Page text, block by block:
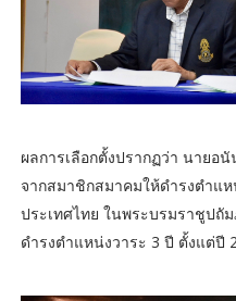
ผลการเลือกตั้งปรากฏว่า นายอ
จากสมาชิกสมาคมให้ดำรงตำแ
ประเทศไทย ในพระบรมราชูปถั
ดำรงตำแหน่งวาระ 3 ปี ตั้งแต่ปี